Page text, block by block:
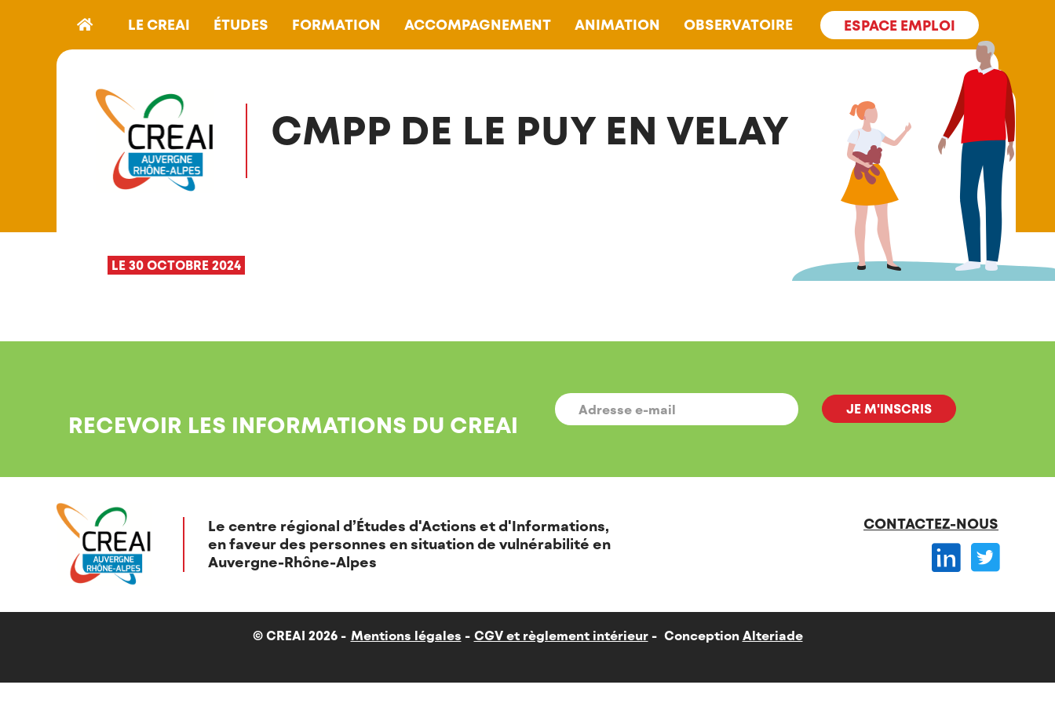
LE CREAI ÉTUDES FORMATION ACCOMPAGNEMENT ANIMATION OBSERVATOIRE ESPACE EMPLOI
CMPP DE LE PUY EN VELAY
LE 30 OCTOBRE 2024
RECEVOIR LES INFORMATIONS DU CREAI
E-
MAIL *
Le centre régional d’Études d'Actions et d'Informations,
en faveur des personnes en situation de vulnérabilité en
Auvergne-Rhône-Alpes
CONTACTEZ-NOUS
© CREAI 2026 - Mentions légales CGV et règlement intérieur Conception Alteriade